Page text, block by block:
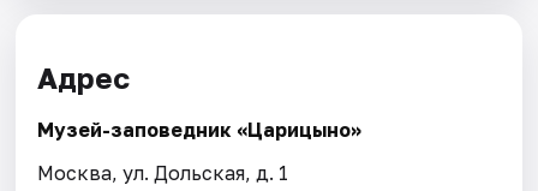
Адрес
Музей-заповедник «Царицыно»
Москва, ул. Дольская, д. 1